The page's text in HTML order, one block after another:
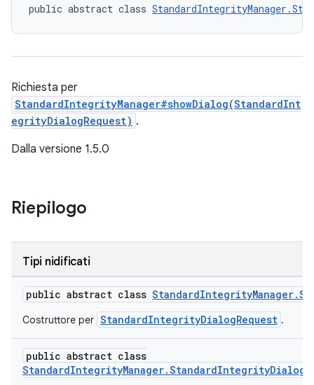
public abstract class
Richiesta per
StandardIntegrityManager#showDialog(StandardInt
egrityDialogRequest) .
Dalla versione 1.5.0
Riepilogo
Tipi nidificati
public abstract class
Costruttore per StandardIntegrityDialogRequest .
public abstract class